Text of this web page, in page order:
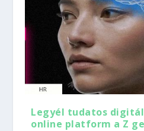
Legyél tudatos
online platform a Z